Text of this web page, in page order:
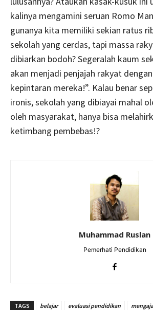
kalinya mengamini seruan Romo
gunanya kita memiliki sekian ratus
sekolah yang cerdas, tapi massa
dibiarkan bodoh? Segeralah kaum
akan menjadi penjajah rakyat
kepintaran mereka!”. Kalau benar
ironis, sekolah yang dibiayai mahal
oleh masyarakat, hanya bisa
ketimbang pembebas!?
Muhammad Ruslan
Pemerhati Pendidikan
TAGS belajar evaluasi pendidikan